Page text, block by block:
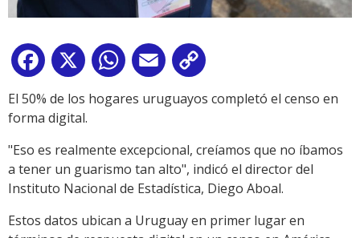
Facebook
X WhatsApp
Email
Link
El 50% de los hogares uruguayos completó el censo en
forma digital.
"Eso es realmente excepcional, creíamos que no íbamos
a tener un guarismo tan alto", indicó el director del
Instituto Nacional de Estadística, Diego Aboal.
Estos datos ubican a Uruguay en primer lugar en